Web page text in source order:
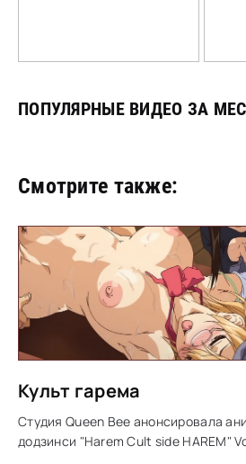
ПОПУЛЯРНЫЕ ВИДЕО ЗА
Смотрите также:
Культ гарема
Студия Queen Bee анонсировала
додзинси "Harem Cult side HAREM"